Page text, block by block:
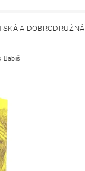
A DOBRODRUŽNÁ
OBCHODU
Babiš